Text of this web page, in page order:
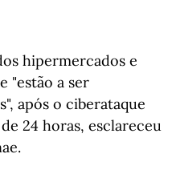
hipermercados e
"estão a ser
após o ciberataque
24 horas, esclareceu